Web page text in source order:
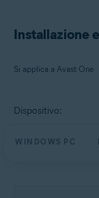
Installazione
Si applica a Avast One
Avast One
Dispositivo:
WINDOWS PC